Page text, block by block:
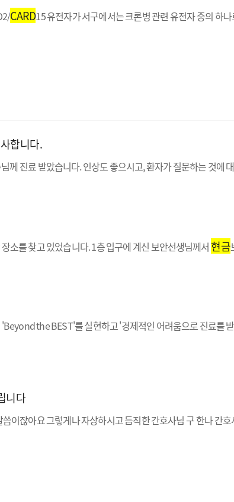
CARD15 유전자가 서구에서는 크론병 관련 유전자 중의 하
합니다.
께 진료 받았습니다. 인상도 좋으시고, 환자가 질문하는 것에
소를 찾고 있었습니다. 1층 입구에 계신 보안선생님께서 현금
the BEST'를 실현하고 '경제적인 어려움으로 진료를
니다
이잖아요 그렇게나 자상하시고 듬직한 간호사님 구 한나 간